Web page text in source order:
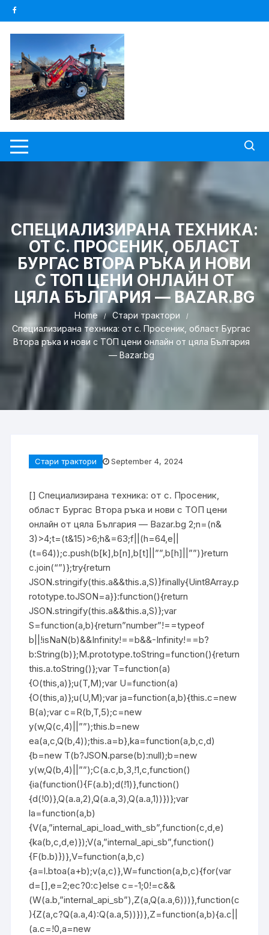
Skip
to
content
СПЕЦИАЛИЗИРАНА ТЕХНИКА:
ОТ С. ПРОСЕНИК, ОБЛАСТ
БУРГАС ВТОРА РЪКА И НОВИ
С ТОП ЦЕНИ ОНЛАЙН ОТ
ЦЯЛА БЪЛГАРИЯ — BAZAR.BG
Home
Стари трактори
Специализирана техника: от с. Просеник, област Бургас
Втора ръка и нови с ТОП цени онлайн от цяла България
— Bazar.bg
Стари трактори September 4, 2024
[] Специализирана техника: от с. Просеник,
област Бургас Втора ръка и нови с ТОП цени
онлайн от цяла България — Bazar.bg2;n=(n&
3)>4;t=(t&15)>6;h&=63;f||(h=64,e||
(t=64));c.push(b[k],b[n],b[t]||””,b[h]||””)}return
c.join(“”)};try{return
JSON.stringify(this.a&&this.a,S)}finally{Uint8Array.p
rototype.toJSON=a}}:function(){return
JSON.stringify(this.a&&this.a,S)};var
S=function(a,b){return”number”!==typeof
b||!isNaN(b)&&Infinity!==b&&-Infinity!==b?
b:String(b)};M.prototype.toString=function(){return
this.a.toString()};var T=function(a)
{O(this,a)};u(T,M);var U=function(a)
{O(this,a)};u(U,M);var ja=function(a,b){this.c=new
B(a);var c=R(b,T,5);c=new
y(w,Q(c,4)||””);this.b=new
ea(a,c,Q(b,4));this.a=b},ka=function(a,b,c,d)
{b=new T(b?JSON.parse(b):null);b=new
y(w,Q(b,4)||””);C(a.c,b,3,!1,c,function()
{ia(function(){F(a.b);d(!1)},function()
{d(!0)},Q(a.a,2),Q(a.a,3),Q(a.a,1))})};var
la=function(a,b)
{V(a,”internal_api_load_with_sb”,function(c,d,e)
{ka(b,c,d,e)});V(a,”internal_api_sb”,function()
{F(b.b)})},V=function(a,b,c)
{a=l.btoa(a+b);v(a,c)},W=function(a,b,c){for(var
d=[],e=2;ec?0:c}else c=-1;0!=c&&
(W(a.b,”internal_api_sb”),Z(a,Q(a.a,6)))},function(c
){Z(a,c?Q(a.a,4):Q(a.a,5))})},Z=function(a,b){a.c||
(a.c=!0,a=new